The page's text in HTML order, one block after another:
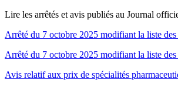
Lire les arrêtés et avis publiés au Journal
Arrêté du 7 octobre 2025 modifiant la liste
Arrêté du 7 octobre 2025 modifiant la liste des
Avis relatif aux prix de spécialités